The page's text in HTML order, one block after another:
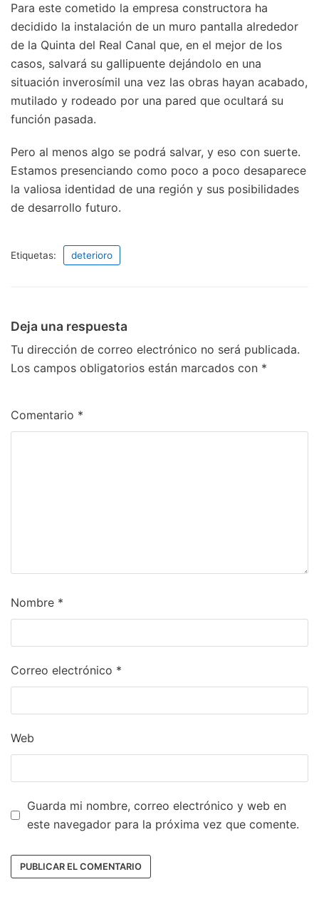
Para este cometido la empresa constructora ha
decidido la instalación de un muro pantalla alrededor
de la Quinta del Real Canal que, en el mejor de los
casos, salvará su gallipuente dejándolo en una
situación inverosímil una vez las obras hayan acabado,
mutilado y rodeado por una pared que ocultará su
función pasada.
Pero al menos algo se podrá salvar, y eso con suerte.
Estamos presenciando como poco a poco desaparece
la valiosa identidad de una región y sus posibilidades
de desarrollo futuro.
Etiquetas: deterioro
Deja una respuesta
Tu dirección de correo electrónico no será publicada.
Los campos obligatorios están marcados con *
Comentario *
Nombre *
Correo electrónico *
Web
Guarda mi nombre, correo electrónico y web en
este navegador para la próxima vez que comente.